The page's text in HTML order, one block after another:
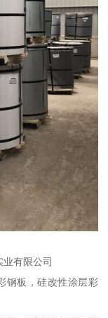
有限公司
钢板，硅改性涂层彩